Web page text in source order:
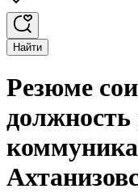
Найти
Резюме